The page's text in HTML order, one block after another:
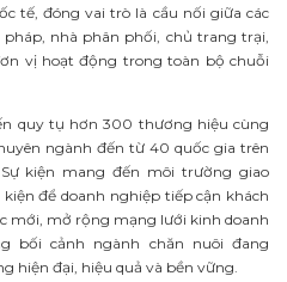
tế, đóng vai trò là cầu nối giữa các
nhà phân phối, chủ trang trại,
vị hoạt động trong toàn bộ chuỗi
quy tụ hơn 300 thương hiệu cùng
ngành đến từ 40 quốc gia trên
kiện mang đến môi trường giao
để doanh nghiệp tiếp cận khách
mới, mở rộng mạng lưới kinh doanh
bối cảnh ngành chăn nuôi đang
hiện đại, hiệu quả và bền vững.